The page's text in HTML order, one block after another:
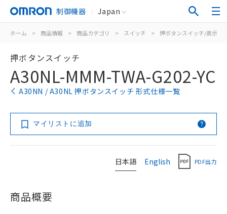
制御機器 Japan
ホーム > 商品情報 > 商品カテゴリ > スイッチ > 押ボタンスイッチ/表示灯
押ボタンスイッチ
A30NL-MMM-TWA-G202-YC
A30NN / A30NL 押ボタンスイッチ 形式仕様一覧
マイリストに追加
日本語 English PDF出力
商品概要